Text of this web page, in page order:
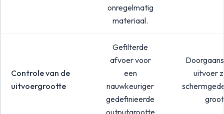
onregelmatig
materiaal.
Controle van de
uitvoergrootte
Gefilterde
afvoer voor
een
nauwkeuriger
gedefinieerde
outputgrootte
uitvoer